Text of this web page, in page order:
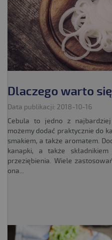
Dlaczego warto
Data publikacji: 2018-10-16
Cebula to jedno z
możemy dodać praktycznie do
smakiem, a także aromatem.
kanapki, a także
przeziębienia. Wiele
ona...